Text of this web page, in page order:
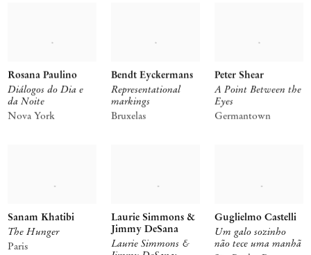
Diálogos do Dia e
da Noite
Rosana Paulino
Nova York
Representational
markings
Bendt Eyckermans
Bruxelas
A Point Between the
Eyes
Peter Shear
Germantown
The Hunger
Sanam Khatibi
Paris
Laurie Simmons &
Laurie Simmons &
Jimmy DeSana
Um galo sozinho
não tece uma manhã
Guglielmo Castelli